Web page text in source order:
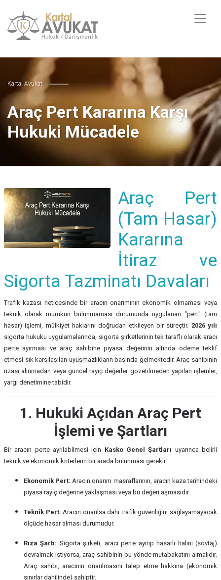
Kartal Avukat
Araç Pert Kararına Karşı
Hukuki Mücadele
Araç Pert
(Tam Hasar)
Kararına
İtiraz ve
Sigorta Tazminatı Davaları
Trafik kazası neticesinde bir aracın onarımının ekonomik olmaması veya
teknik olarak mümkün bulunmaması durumunda uygulanan "pert" (tam
hasar) işlemi, mülkiyet haklarını doğrudan etkileyen bir süreçtir. 2026 yılı
sigorta hukuku uygulamalarında, sigorta şirketlerinin tek taraflı olarak aracı
perte ayırması ve araç sahibine piyasa değerinin altında ödeme teklif
etmesi sık karşılaşılan uyuşmazlıkların başında gelmektedir. Araç sahibinin
rızası alınmadan veya güncel rayiç değerler gözetilmeden yapılan işlemler,
yargı denetimine tabidir.
1. Hukuki Açıdan Araç Pert
İşlemi ve Şartları
Bir aracın perte ayrılabilmesi için Kasko Genel Şartları uyarınca belirli
teknik ve ekonomik kriterlerin bir arada bulunması gerekir:
Ekonomik Pert: Aracın onarım masraflarının, aracın kaza tarihindeki
piyasa rayiç değerine yaklaşması veya bu değeri aşmasıdır.
Teknik Pert: Aracın onarılsa dahi trafik güvenliğini sağlayamayacak
ölçüde hasar alması durumudur.
Rıza Şartı: Sigorta şirketi, aracı perte ayırıp hasarlı halini (sovtaj)
devralmak istiyorsa, araç sahibinin bu yönde mutabakatını almalıdır.
Araç sahibi, aracının onarılmasını talep etme hakkına (ekonomik
sınırlar dahilinde) sahiptir.